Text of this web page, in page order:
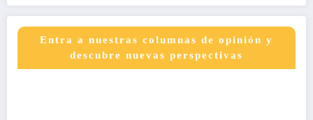
Entra a nuestras columnas de opinión y
descubre nuevas perspectivas